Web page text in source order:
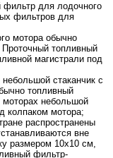
фильтр для лодочного
фильтров для
мотора обычно
топливный
магистрали под
стаканчик с
топливный
моторах небольшой
колпаком мотора;
распространены
вне
размером 10х10 см,
фильтр-